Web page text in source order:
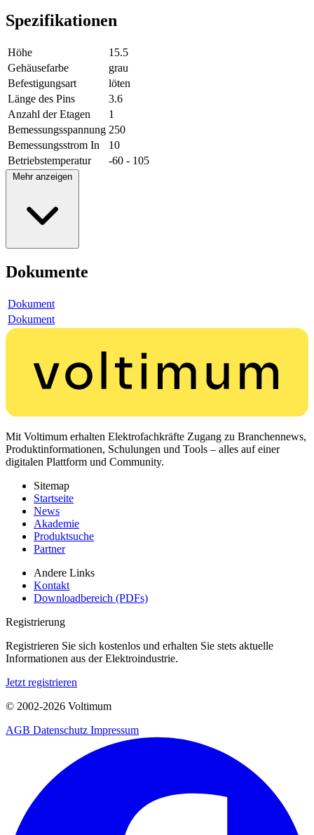
Spezifikationen
Höhe
15.5
Gehäusefarbe
grau
Befestigungsart
löten
Länge des Pins
3.6
Anzahl der Etagen
1
Bemessungsspannung 250
Bemessungsstrom In
10
Betriebstemperatur
-60 - 105
Mehr anzeigen
Dokumente
Dokument
Dokument
Mit Voltimum erhalten Elektrofachkräfte Zugang zu Branchennews,
Produktinformationen, Schulungen und Tools – alles auf einer
digitalen Plattform und Community.
Sitemap
Startseite
News
Akademie
Produktsuche
Partner
Andere Links
Kontakt
Downloadbereich (PDFs)
Registrierung
Registrieren Sie sich kostenlos und erhalten Sie stets aktuelle
Informationen aus der Elektroindustrie.
Jetzt registrieren
© 2002-2026 Voltimum
AGB Datenschutz Impressum